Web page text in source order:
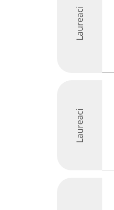
Laureaci
Laureaci